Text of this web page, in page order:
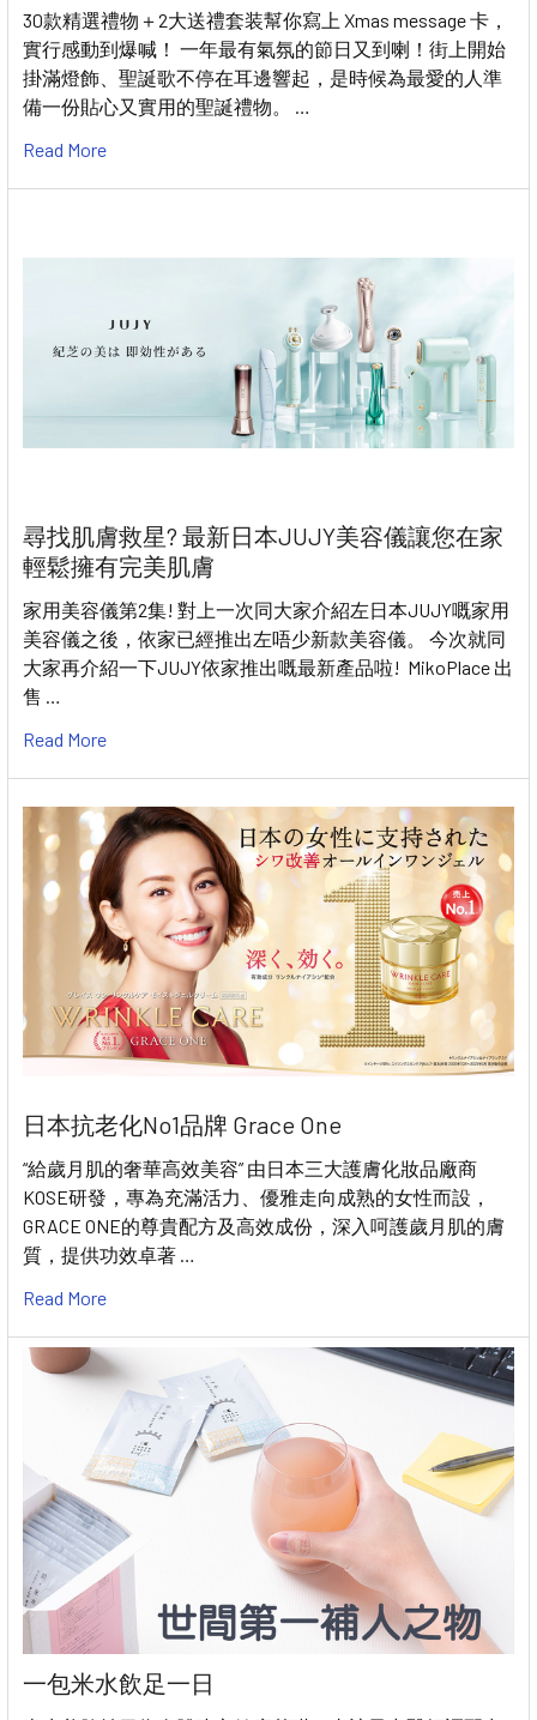
30款精選禮物＋2大送禮套装幫你寫上 Xmas message 卡，
實行感動到爆喊！ 一年最有氣氛的節日又到喇！街上開始
掛滿燈飾、聖誕歌不停在耳邊響起，是時候為最愛的人準
備一份貼心又實用的聖誕禮物。 …
Read More
尋找肌膚救星? 最新日本JUJY美容儀讓您在家
輕鬆擁有完美肌膚
家用美容儀第2集! 對上一次同大家介紹左日本JUJY嘅家用
美容儀之後，依家已經推出左唔少新款美容儀。 今次就同
大家再介紹一下JUJY依家推出嘅最新產品啦! MikoPlace 出
售 …
Read More
日本抗老化No1品牌 Grace One
“給歲月肌的奢華高效美容” 由日本三大護膚化妝品廠商
KOSE研發，專為充滿活力、優雅走向成熟的女性而設，
GRACE ONE的尊貴配方及高效成份，深入呵護歲月肌的膚
質，提供功效卓著 …
Read More
一包米水飲足一日